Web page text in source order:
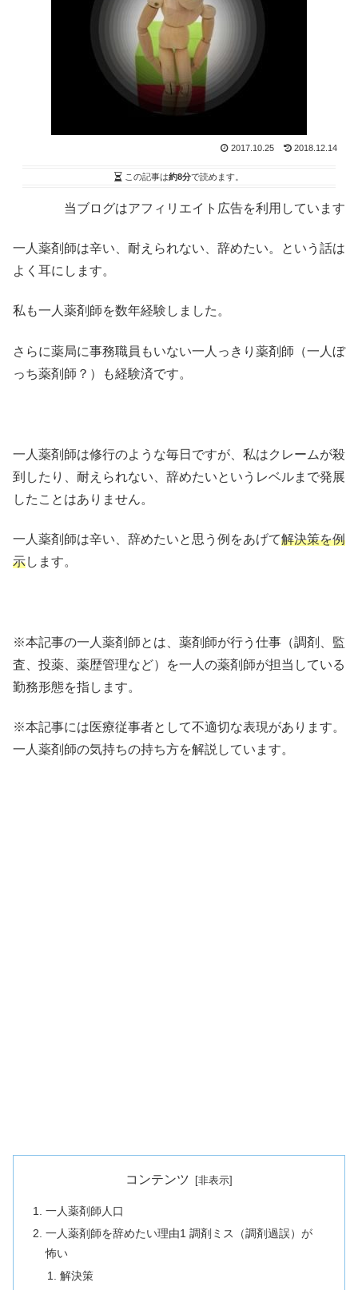
2017.10.25 2018.12.14
この記事は約8分で読めます。
当ブログはアフィリエイト広告を利用しています
一人薬剤師は辛い、耐えられない、辞めたい。という話は
よく耳にします。
私も一人薬剤師を数年経験しました。
さらに薬局に事務職員もいない一人っきり薬剤師（一人ぼ
っち薬剤師？）も経験済です。
一人薬剤師は修行のような毎日ですが、私はクレームが殺
到したり、耐えられない、辞めたいというレベルまで発展
したことはありません。
一人薬剤師は辛い、辞めたいと思う例をあげて解決策を例
示します。
※本記事の一人薬剤師とは、薬剤師が行う仕事（調剤、監
査、投薬、薬歴管理など）を一人の薬剤師が担当している
勤務形態を指します。
※本記事には医療従事者として不適切な表現があります。
一人薬剤師の気持ちの持ち方を解説しています。
コンテンツ
一人薬剤師人口
一人薬剤師を辞めたい理由1 調剤ミス（調剤過誤）が
怖い
解決策